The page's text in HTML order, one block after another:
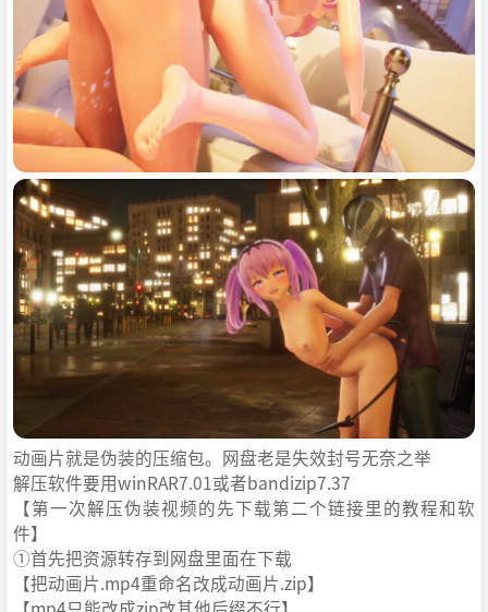
动画片就是伪装的压缩包。网盘老是失效封号无奈之举
解压软件要用winRAR7.01或者bandizip7.37
【第一次解压伪装视频的先下载第二个链接里的教程和软
件】
①首先把资源转存到网盘里面在下载
【把动画片.mp4重命名改成动画片.zip】